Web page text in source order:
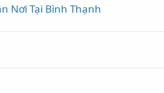
Nơi Tại Bình Thạnh